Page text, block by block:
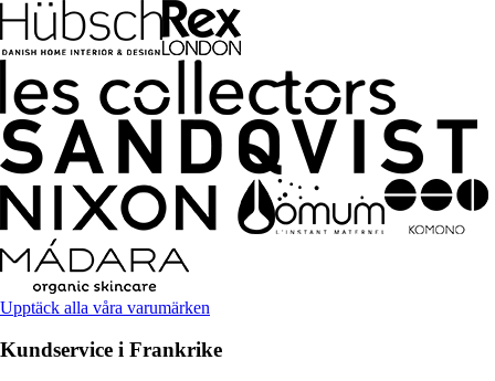
Upptäck alla våra varumärken
Kundservice i Frankrike